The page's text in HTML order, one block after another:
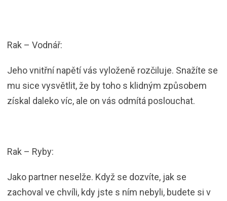
Rak – Vodnář:
Jeho vnitřní napětí vás vyloženě rozčiluje. Snažíte se
mu sice vysvětlit, že by toho s klidným způsobem
získal daleko víc, ale on vás odmítá poslouchat.
Rak – Ryby:
Jako partner neselže. Když se dozvíte, jak se
zachoval ve chvíli, kdy jste s ním nebyli, budete si v